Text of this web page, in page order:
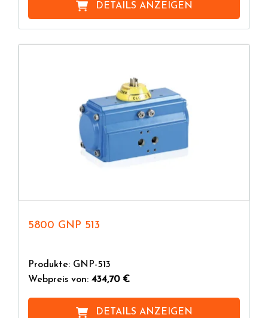
DETAILS ANZEIGEN
5800 GNP 513
Produkte: GNP-513
Webpreis von: 434,70 €
DETAILS ANZEIGEN